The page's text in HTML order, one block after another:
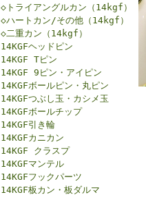
◇トライアングルカン（14kgf）
◇ハートカン/その他（14kgf）
◇二重カン（14kgf）
14KGFヘッドピン
14KGF Tピン
14KGF 9ピン・アイピン
14KGFボールピン・丸ピン
14KGFつぶし玉・カシメ玉
14KGFボールチップ
14KGF引き輪
14KGFカニカン
14KGF クラスプ
14KGFマンテル
14KGFフックパーツ
14KGF板カン・板ダルマ